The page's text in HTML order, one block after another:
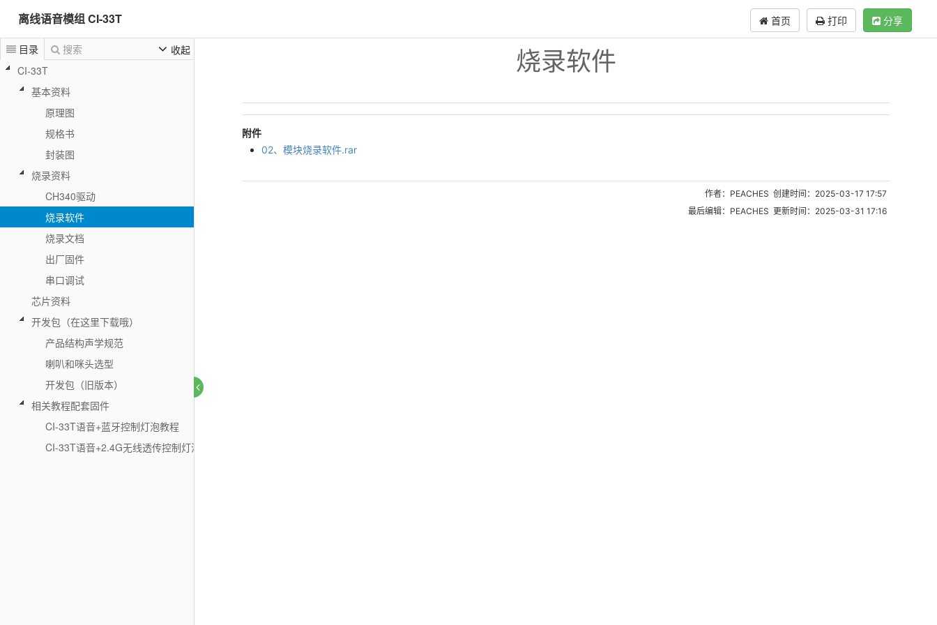
离线语音模组 CI-33T 首页 打印 分享
目录 搜索
收起
CI-33T
基本资料
原理图
规格书
封装图
烧录资料
CH340驱动
烧录软件
烧录文档
出厂固件
串口调试
芯片资料
开发包（在这里下载哦）
产品结构声学规范
喇叭和咪头选型
开发包（旧版本）
相关教程配套固件
CI-33T语音+蓝牙控制灯泡教程
CI-33T语音+2.4G无线透传控制灯泡教程
烧录软件
附件
02、模块烧录软件.rar
作者：PEACHES 创建时间：2025-03-17 17:57
最后编辑：PEACHES 更新时间：2025-03-31 17:16